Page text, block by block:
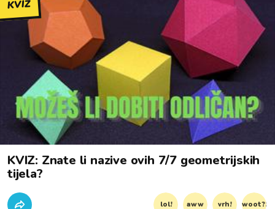
KVIZ
KVIZ: Znate li nazive ovih 7/7 geometrijskih
tijela?
lol! aww vrh! woot?!